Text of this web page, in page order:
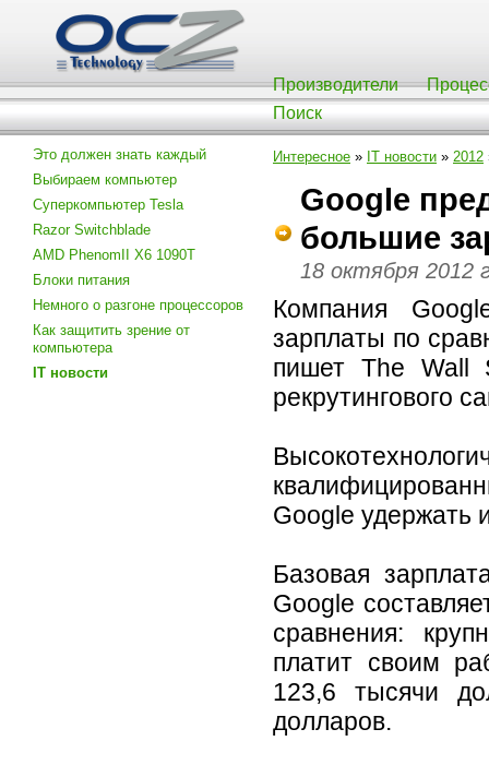
Производители
Поиск
Интересное » IT новости » 2012
Google
большие
18 октября 2012
Компания
зарплаты по
пишет The Wall
рекрутингового
Google удержать
Базовая
Google
сравнения:
платит своим
123,6 тысячи
долларов.
Это должен знать каждый
Выбираем компьютер
Суперкомпьютер Tesla
Razor Switchblade
AMD PhenomII X6 1090T
Блоки питания
Немного о разгоне процессоров
Как защитить зрение от
компьютера
IT новости